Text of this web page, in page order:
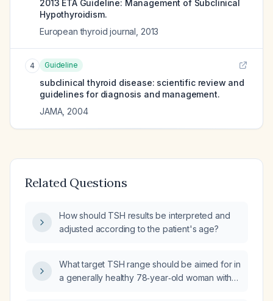
2013 ETA Guideline: Management of Subclinical
Hypothyroidism.
European thyroid journal 2013
4 Guideline
subclinical thyroid disease: scientific review and
guidelines for diagnosis and management.
JAMA, 2004
Related Questions
How should TSH results be interpreted and
adjusted according to the patient's age?
What target TSH range should be aimed for in
a generally healthy 78‑year‑old woman with